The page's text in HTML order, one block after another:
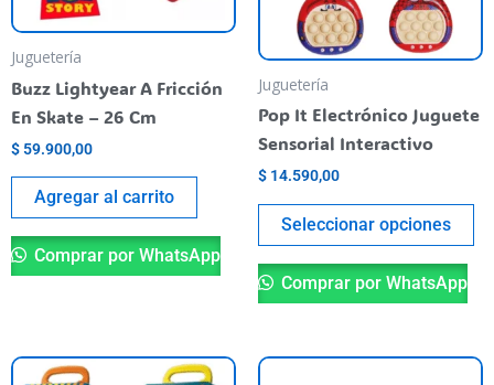
Juguetería
Buzz Lightyear A Fricción
En Skate – 26 Cm
$ 59.900,00
Agregar al carrito
Comprar por WhatsApp
Juguetería
Pop It Electrónico Juguete
Sensorial Interactivo
$ 14.590,00
Seleccionar opciones
Comprar por WhatsApp